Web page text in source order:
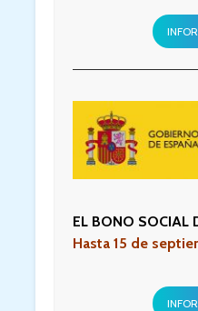
EL BONO SOCIAL
Hasta 15 de